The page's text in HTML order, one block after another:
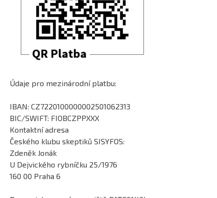
Údaje pro mezinárodní platbu:
IBAN: CZ7220100000002501062313
BIC/SWIFT: FIOBCZPPXXX
Kontaktní adresa
Českého klubu skeptiků SISYFOS:
Zdeněk Jonák
U Dejvického rybníčku 25/1976
160 00 Praha 6